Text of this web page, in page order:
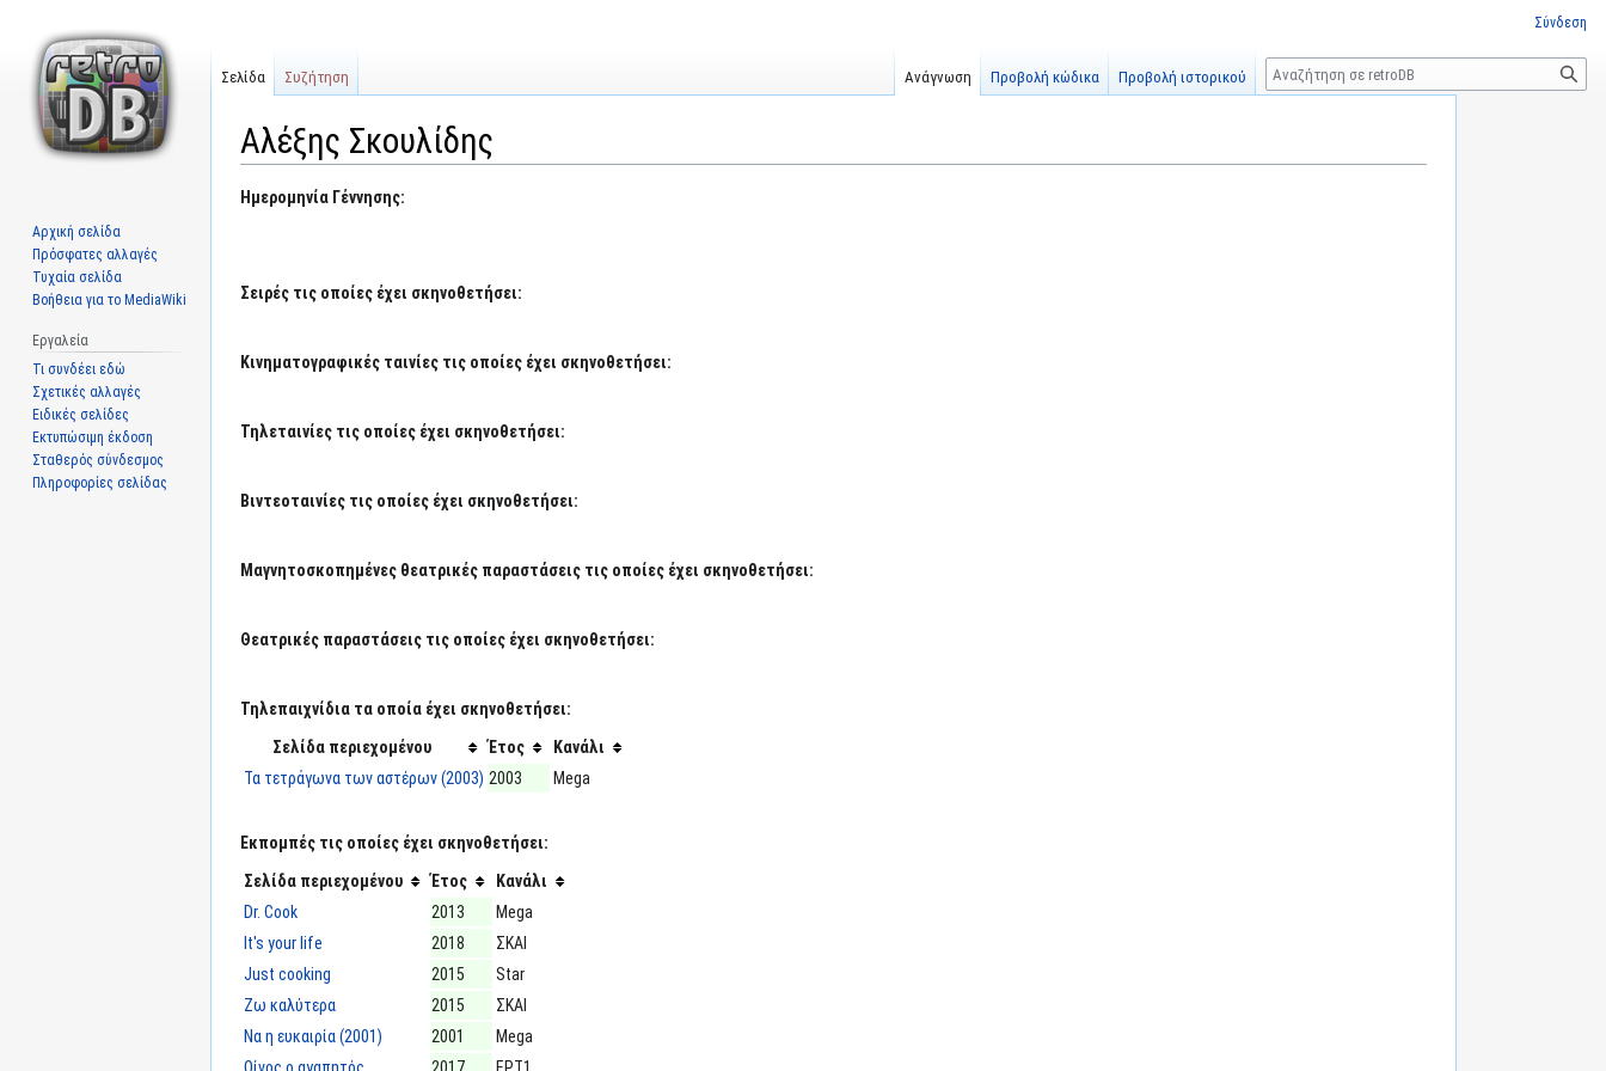
Αλέξης Σκουλίδης
Μετάβαση
Πήδηση
Ημερομηνία Γέννησης:
Σειρές τις οποίες έχει σκηνοθετήσει:
Κινηματογραφικές ταινίες τις οποίες έχει σκηνοθετήσει:
Τηλεταινίες τις οποίες έχει σκηνοθετήσει:
Βιντεοταινίες τις οποίες έχει σκηνοθετήσει:
Μαγνητοσκοπημένες θεατρικές παραστάσεις τις οποίες έχει σκηνοθετήσει:
Θεατρικές παραστάσεις τις οποίες έχει σκηνοθετήσει:
Τηλεπαιχνίδια τα οποία έχει σκηνοθετήσει:
Σελίδα περιεχομένου
Έτος
Κανάλι
Τα τετράγωνα των αστέρων (2003) 2003 Mega
Εκπομπές τις οποίες έχει σκηνοθετήσει:
Σελίδα περιεχομένου
Έτος
Κανάλι
Dr. Cook
2013
Mega
It's your life
2018
ΣΚΑΙ
Just cooking
2015
Star
Ζω καλύτερα
2015
ΣΚΑΙ
Να η ευκαιρία (2001)
2001
Mega
Σύνδεση
Σελίδα Συζήτηση Ανάγνωση Προβολή κώδικα Προβολή ιστορικού
Αναζήτηση
Αρχική σελίδα
Πρόσφατες αλλαγές
Τυχαία σελίδα
Βοήθεια για το MediaWiki
Εργαλεία
Τι συνδέει εδώ
Σχετικές αλλαγές
Ειδικές σελίδες
Εκτυπώσιμη έκδοση
Σταθερός σύνδεσμος
Πληροφορίες σελίδας